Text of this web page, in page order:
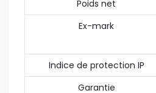
Poids net
Ex-mark
Indice de protection IP
Garantie